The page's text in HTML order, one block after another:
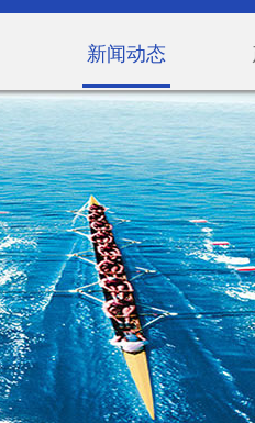
新闻动态